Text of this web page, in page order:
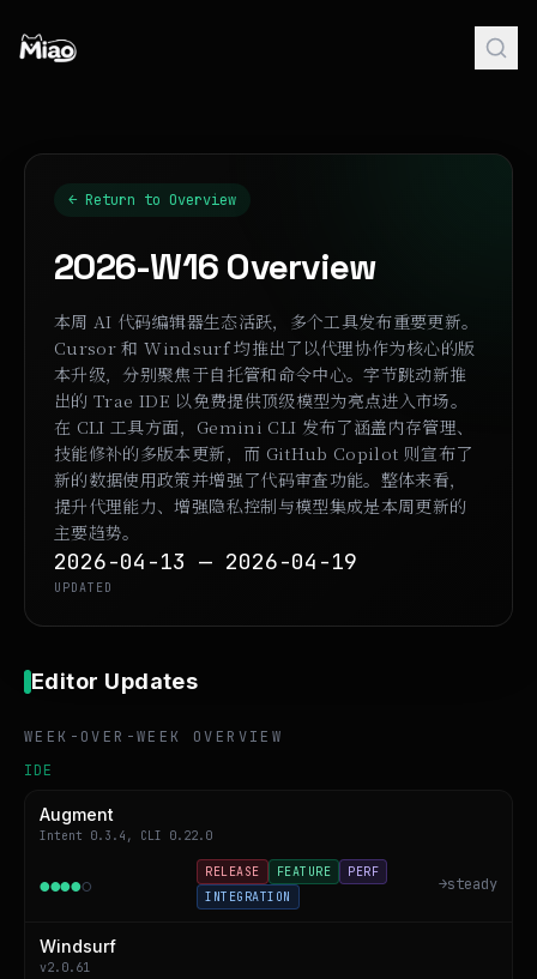
← Return to Overview
2026-W16 Overview
本周 AI 代码编辑器生态活跃，多个工具发布重要更新。
Cursor 和 Windsurf 均推出了以代理协作为核心的版
本升级，分别聚焦于自托管和命令中心。字节跳动新推
出的 Trae IDE 以免费提供顶级模型为亮点进入市场。
在 CLI 工具方面，Gemini CLI 发布了涵盖内存管理、
技能修补的多版本更新，而 GitHub Copilot 则宣布了
新的数据使用政策并增强了代码审查功能。整体来看，
提升代理能力、增强隐私控制与模型集成是本周更新的
主要趋势。
2026-04-13 — 2026-04-19
UPDATED
Editor Updates
WEEK-OVER-WEEK OVERVIEW
IDE
Augment
Intent 0.3.4, CLI 0.22.0
●●●●○
RELEASE FEATURE
PERF
INTEGRATION
→steady
Windsurf
v2.0.61